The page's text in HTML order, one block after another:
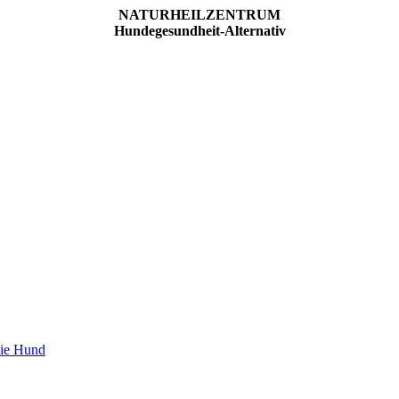
NATURHEILZENTRUM
Hundegesundheit-Alternativ
Hund